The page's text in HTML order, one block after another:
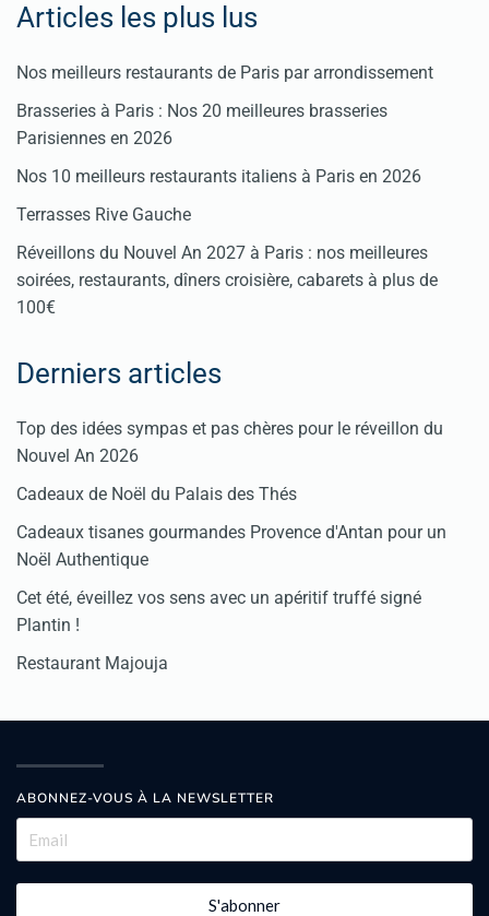
Articles les plus lus
Nos meilleurs restaurants de Paris par arrondissement
Brasseries à Paris : Nos 20 meilleures brasseries
Parisiennes en 2026
Nos 10 meilleurs restaurants italiens à Paris en 2026
Terrasses Rive Gauche
Réveillons du Nouvel An 2027 à Paris : nos meilleures
soirées, restaurants, dîners croisière, cabarets à plus de
100€
Derniers articles
Top des idées sympas et pas chères pour le réveillon du
Nouvel An 2026
Cadeaux de Noël du Palais des Thés
Cadeaux tisanes gourmandes Provence d'Antan pour un
Noël Authentique
Cet été, éveillez vos sens avec un apéritif truffé signé
Plantin !
Restaurant Majouja
ABONNEZ-VOUS À LA NEWSLETTER
S'abonner